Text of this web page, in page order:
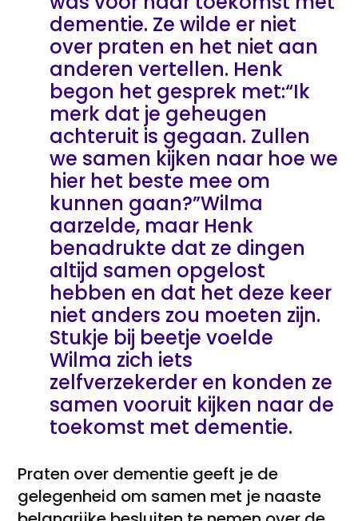
dementie. Ze wilde er niet
over praten en het niet aan
anderen vertellen. Henk
begon het gesprek met:“Ik
merk dat je geheugen
achteruit is gegaan. Zullen
we samen kijken naar hoe we
hier het beste mee om
kunnen gaan?”Wilma
aarzelde, maar Henk
benadrukte dat ze dingen
altijd samen opgelost
hebben en dat het deze keer
niet anders zou moeten zijn.
Stukje bij beetje voelde
Wilma zich iets
zelfverzekerder en konden ze
samen vooruit kijken naar de
toekomst met dementie.
Praten over dementie geeft je de
gelegenheid om samen met je naaste